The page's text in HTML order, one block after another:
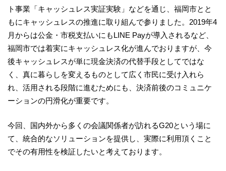
ト事業「キャッシュレス実証実験」などを通じ、福岡市とと
もにキャッシュレスの推進に取り組んで参りました。2019年4
月からは公金・市税支払いにもLINE Payが導入されるなど、
福岡市では着実にキャッシュレス化が進んでおりますが、今
後キャッシュレスが単に現金決済の代替手段としてではな
く、真に暮らしを変えるものとして広く市民に受け入れら
れ、活用される段階に進むためにも、決済前後のコミュニケ
ーションの円滑化が重要です。
今回、国内外から多くの会議関係者が訪れるG20という場に
て、統合的なソリューションを提供し、実際に利用頂くこと
でその有用性を検証したいと考えております。